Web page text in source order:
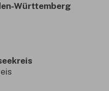
Württemberg